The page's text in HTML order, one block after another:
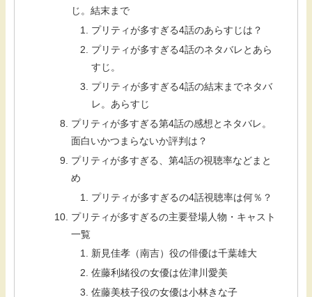
じ。結末まで
プリティが多すぎる4話のあらすじは？
プリティが多すぎる4話のネタバレとあら
すじ。
プリティが多すぎる4話の結末までネタバ
レ。あらすじ
プリティが多すぎる第4話の感想とネタバレ。
面白いかつまらないか評判は？
プリティが多すぎる、第4話の視聴率などまと
め
プリティが多すぎるの4話視聴率は何％？
プリティが多すぎるの主要登場人物・キャスト
一覧
新見佳孝（南吉）役の俳優は千葉雄大
佐藤利緒役の女優は佐津川愛美
佐藤美枝子役の女優は小林きな子